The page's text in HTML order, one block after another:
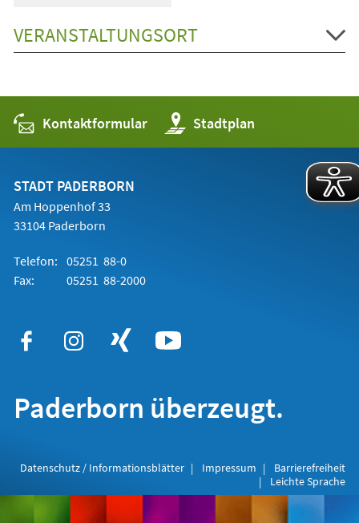
VERANSTALTUNGSORT
Kontaktformular Stadtplan
(Öffnet
in
einem
STADT PADERBORN
Am Hoppenhof 33
33104 Paderborn
Telefon: 05251 88-0
Fax:
05251 88-2000
Paderborn überzeugt.
Datenschutz / Informationsblätter Impressum
Barrierefreiheit
Leichte Sprache